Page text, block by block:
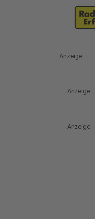
Anzeige
Anzeige
Anzeige